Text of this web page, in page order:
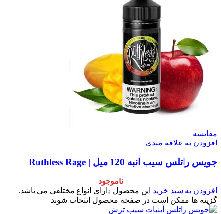
مقایسه
افزودن به علاقه مندی
جویس راتلس سیب انبه 120 میل | Ruthless Rage
ناموجود
افزودن به سبد خرید این محصول دارای انواع مختلفی می باشد.
گزینه ها ممکن است در صفحه محصول انتخاب شوند